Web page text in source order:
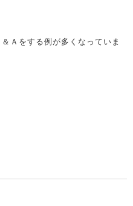
Ａをする例が多くなっていま